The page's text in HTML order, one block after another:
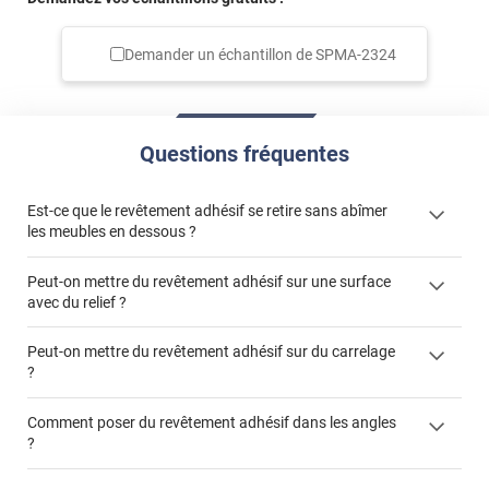
Demander un échantillon deSPMA-2324
Questions fréquentes
Est-ce que le revêtement adhésif se retire sans abîmer
les meubles en dessous ?
colle
Peut-on mettre du revêtement adhésif sur une surface
avec du relief ?
Peut-on mettre du revêtement adhésif sur du carrelage
?
Comment poser du revêtement adhésif dans les angles
?